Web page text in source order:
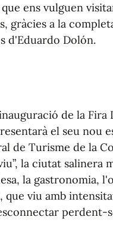
ens vulguen
gràcies a la
d'Eduardo Dolón.
de la Fira
el seu nou
de Turisme de la
la ciutat salinera
la gastronomia,
viu amb
perdent-